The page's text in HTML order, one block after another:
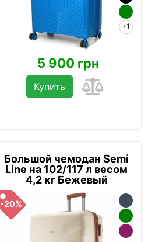
+1
5 900 грн
Купить
Большой чемодан Semi
Line на 102/117 л весом
4,2 кг Бежевый
-20%